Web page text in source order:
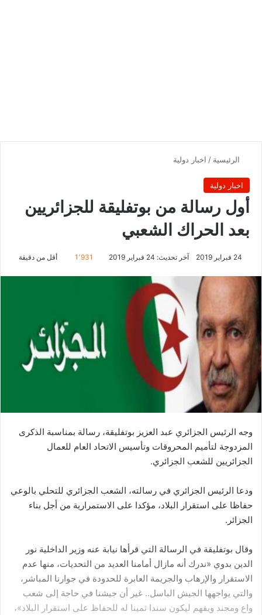
الرئيسية / اخبار دولية
اخبار دولية
أول رسالة من بوتفليقة للجزائريين
بعد الحراك الشعبي
24 فبراير 2019 آخر تحديث: 24 فبراير 2019 1٬931 أقل من دقيقة
وجه الرئيس الجزائري عبد العزيز بوتفليقة، رسالة بمناسبة الذكرى
المزدوجة لتأميم المحروقات وتأسيس الاتحاد العام للعمال
الجزائريين للشعب الجزائري.
ودعا الرئيس الجزائري في رسالته، الشعب الجزائري للتحلي بالوعي
حفاظا على استقرار البلاد، مؤكدا على الاستمرارية من أجل بناء
الجزائر.
وقال بوتفليقة في الرسالة التي قرأها نيابة عنه وزير الداخلية نور
الدين بدوي «ندرك أنه مازال أمامنا العديد من التحديات، منها عدم
الاستقرار والإرهاب والجريمة العابرة للحدودة في جوارنا المباشر،
والتي يواجهها الجيش الباسل.. غير أن جيشنا في حاجة إلى شعب
واع ومجند ويفهم ليكون سندا ثمينا له للحفاظ على استقرار البلاد»،